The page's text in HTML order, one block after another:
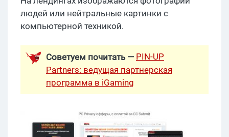
людей или нейтральные картинки с
компьютерной техникой.
Советуем почитать — PIN-UP
Partners: ведущая партнерская
программа в iGaming